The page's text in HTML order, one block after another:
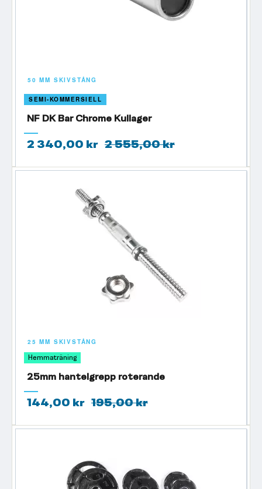
50 MM SKIVSTÅNG
SEMI-KOMMERSIELL
NF DK Bar Chrome Kullager
2 340,00 kr 2 555,00 kr
25 MM SKIVSTÅNG
Hemmaträning
25mm hantelgrepp roterande
144,00 kr 195,00 kr